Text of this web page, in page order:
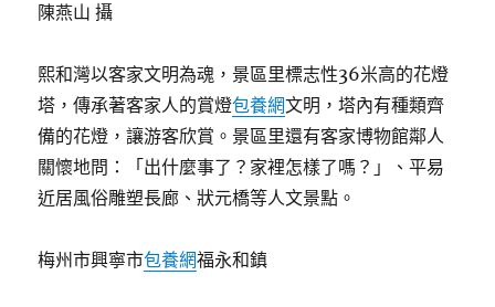
陳燕山 攝
熙和灣以客家文明為魂，景區里標志性36米高的花燈
塔，傳承著客家人的賞燈包養網文明，塔內有種類齊
備的花燈，讓游客欣賞。景區里還有客家博物館鄰人
關懷地問：「出什麼事了？家裡怎樣了嗎？」、平易
近居風俗雕塑長廊、狀元橋等人文景點。
梅州市興寧市包養網福永和鎮